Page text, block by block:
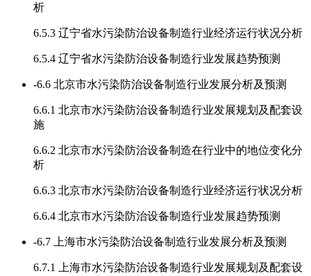
析
6.5.3 辽宁省水污染防治设备制造行业经济运行状况分析
6.5.4 辽宁省水污染防治设备制造行业发展趋势预测
-6.6 北京市水污染防治设备制造行业发展分析及预测
6.6.1 北京市水污染防治设备制造行业发展规划及配套设
施
6.6.2 北京市水污染防治设备制造在行业中的地位变化分
析
6.6.3 北京市水污染防治设备制造行业经济运行状况分析
6.6.4 北京市水污染防治设备制造行业发展趋势预测
-6.7 上海市水污染防治设备制造行业发展分析及预测
6.7.1 上海市水污染防治设备制造行业发展规划及配套设